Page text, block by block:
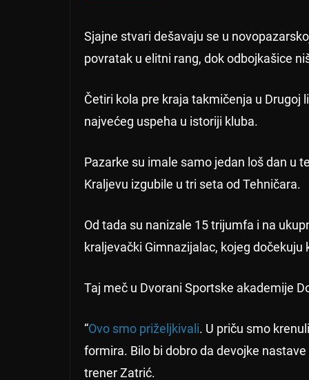
Sjajne stvari dešavaju se u
povratak u elitni rang, dok odbojkašice
Četiri kola pre kraja takmičenja u Drugoj
najvećeg uspeha u istoriji kluba.
Pazarke su imale samo jedan loš dan u
Kraljevu izgubile u tri seta od Tehničara.
Od tada su nanizale 15 trijumfa i na
kraljevački Gimnazijalac, kojeg dočekuju
Taj meč u Dvorani Sportske akademije
“Ovo smo priželjkivali. U priču smo
formira. Bilo bi dobro da devojke
trener Zatrić.